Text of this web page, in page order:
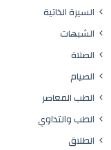
السيرة الذاتية
الشبهات
الصلاة
الصيام
الطب المعاصر
الطب والتداوي
الطلاق